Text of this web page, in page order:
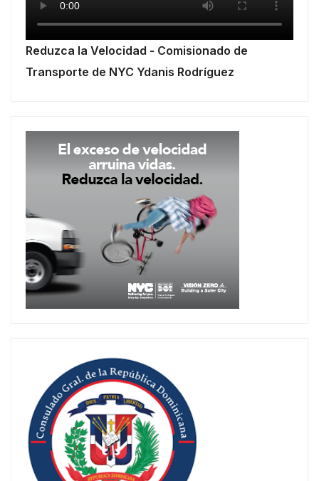
Reduzca la Velocidad - Comisionado de
Transporte de NYC Ydanis Rodríguez